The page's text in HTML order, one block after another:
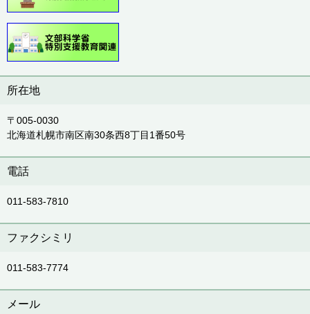
所在地
〒005-0030
北海道札幌市南区南30条西8丁目1番50号
電話
011-583-7810
ファクシミリ
011-583-7774
メール